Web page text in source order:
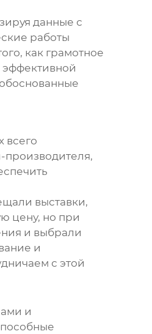
данные с
работы
как грамотное
эффективной
всего
производителя,
выставки,
цену, но при
и выбрали
и
с этой
и